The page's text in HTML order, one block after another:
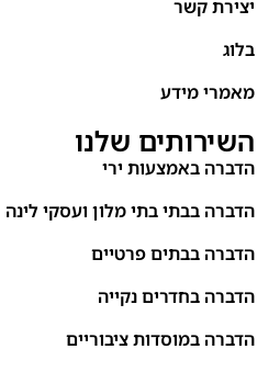
יצירת קשר
בלוג
מאמרי מידע
השירותים שלנו
הדברה באמצעות ירי
הדברה בבתי בתי מלון ועסקי לינה
הדברה בבתים פרטיים
הדברה בחדרים נקייה
הדברה במוסדות ציבוריים